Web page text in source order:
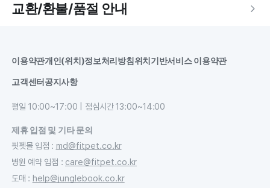
교환/환불/품절 안내
이용약관개인(위치)정보처리방침위치기반서비스 이용약관
고객센터 공지사항
평일 10:00~17:00 | 점심시간 13:00~14:00
제휴 입점 및 기타 문의
핏펫몰 입점 : md@fitpet.co.kr
병원 예약 입점 : care@fitpet.co.kr
도매 : help@junglebook.co.kr